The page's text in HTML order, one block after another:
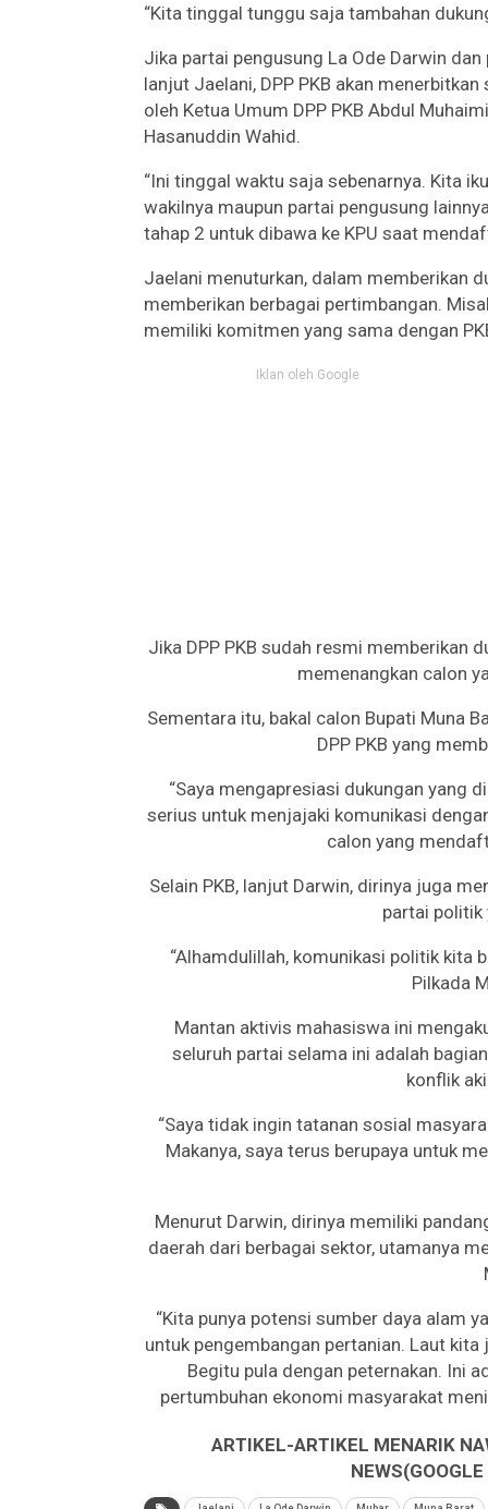
“Kita tinggal tunggu saja tambahan
Jika partai pengusung La Ode Darwin
lanjut Jaelani, DPP PKB akan
oleh Ketua Umum DPP PKB Abdul
Hasanuddin Wahid.
“Ini tinggal waktu saja sebenarnya. Kita
wakilnya maupun partai pengusung
tahap 2 untuk dibawa ke KPU saat
Jaelani menuturkan, dalam memberikan
memberikan berbagai pertimbangan.
memiliki komitmen yang sama dengan
Iklan oleh Google
Jika DPP PKB sudah resmi memberikan
memenangkan calon
Sementara itu, bakal calon Bupati Muna
DPP PKB yang
“Saya mengapresiasi dukungan yang
serius untuk menjajaki komunikasi
calon yang
Selain PKB, lanjut Darwin, dirinya juga
partai politik
“Alhamdulillah, komunikasi politik kita
Pilkada
Mantan aktivis mahasiswa ini
seluruh partai selama ini adalah
konflik
“Saya tidak ingin tatanan sosial
Makanya, saya terus berupaya untuk
Menurut Darwin, dirinya memiliki
daerah dari berbagai sektor, utamanya
“Kita punya potensi sumber daya alam
untuk pengembangan pertanian. Laut
Begitu pula dengan peternakan. Ini
pertumbuhan ekonomi masyarakat
ARTIKEL-ARTIKEL MENARIK